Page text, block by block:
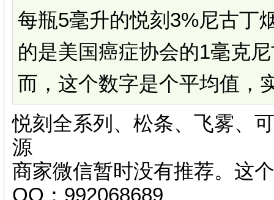
每瓶5毫升的悦刻3%尼古丁
的是美国癌症协会的1毫克
而，这个数字是个平均值，
悦刻全系列、松条、飞雾、
源
商家微信暂时没有推荐。这
QQ：992068689